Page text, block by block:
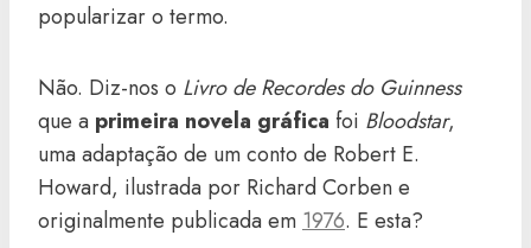
popularizar o termo.
Não. Diz-nos o Livro de Recordes do Guinness
que a primeira novela gráfica foi Bloodstar,
uma adaptação de um conto de Robert E.
Howard, ilustrada por Richard Corben e
originalmente publicada em 1976. E esta?